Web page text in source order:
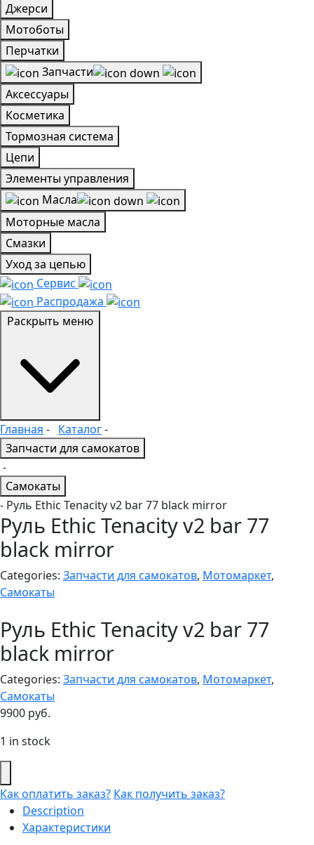
Джерси
Мотоботы
Перчатки
Запчасти
Аксессуары
Косметика
Тормозная система
Цепи
Элементы управления
Масла
Моторные масла
Смазки
Уход за цепью
Сервис
Распродажа
Главная - Каталог-
Запчасти для самокатов
-
Самокаты
- Руль Ethic Tenacity v2 bar 77 black mirror
Руль Ethic Tenacity v2 bar 77
black mirror
Categories: Запчасти для самокатов, Мотомаркет,
Самокаты
Руль Ethic Tenacity v2 bar 77
black mirror
Categories: Запчасти для самокатов, Мотомаркет,
Самокаты
9900 руб.
1 in stock
Как оплатить заказ? Как получить заказ?
Description
Характеристики